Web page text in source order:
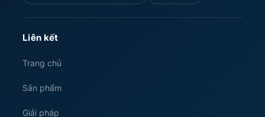
Liên kết
Trang chủ
Sản phẩm
Giải pháp